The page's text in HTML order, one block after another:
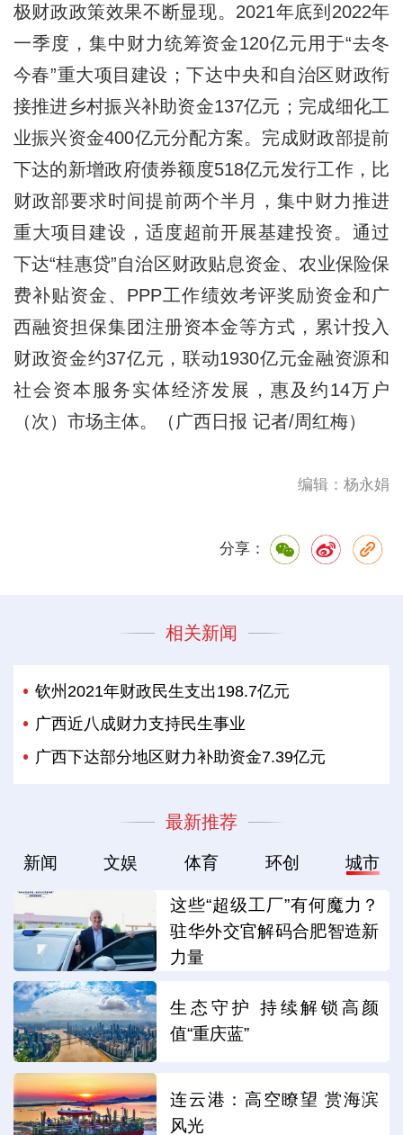
极财政政策效果不断显现。2021年底到2022年
一季度，集中财力统筹资金120亿元用于“去冬
今春”重大项目建设；下达中央和自治区财政衔
接推进乡村振兴补助资金137亿元；完成细化工
业振兴资金400亿元分配方案。完成财政部提前
下达的新增政府债券额度518亿元发行工作，比
财政部要求时间提前两个半月，集中财力推进
重大项目建设，适度超前开展基建投资。通过
下达“桂惠贷”自治区财政贴息资金、农业保险保
费补贴资金、PPP工作绩效考评奖励资金和广
西融资担保集团注册资本金等方式，累计投入
财政资金约37亿元，联动1930亿元金融资源和
社会资本服务实体经济发展，惠及约14万户
（次）市场主体。（广西日报 记者/周红梅）
编辑：杨永娟
分享：
相关新闻
钦州2021年财政民生支出198.7亿元
广西近八成财力支持民生事业
广西下达部分地区财力补助资金7.39亿元
最新推荐
新闻 文娱 体育 环创 城市
这些“超级工厂”有何魔力？
驻华外交官解码合肥智造新
力量
生态守护 持续解锁高颜
值“重庆蓝”
连云港：高空瞭望 赏海滨
风光